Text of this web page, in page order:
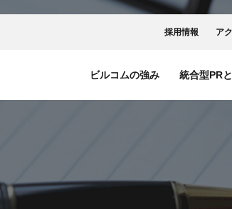
ビルコムの強み 統合型PR
採用情報 ア